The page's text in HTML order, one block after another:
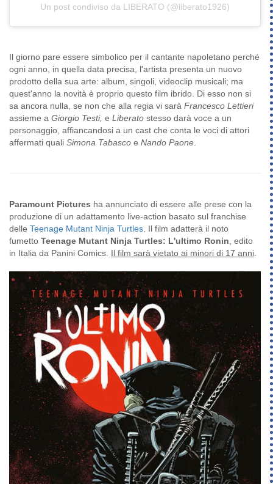
Un post condiviso da LIBERATO (@liberato1926)
Il giorno pare essere simbolico per il cantante napoletano perché
ogni anno, in quella data precisa, l'artista presenta un nuovo
prodotto della sua arte: album, singoli, videoclip musicali; ma
quest'anno la novità è proprio questo film ibrido. Di esso non si
sa ancora nulla, se non che alla regia vi sarà Francesco Lettieri
assieme a Giorgio Testi, e Liberato stesso darà voce a un
personaggio, affiancandosi a un cast che conta le voci di attori
affermati quali Simona Tabasco e Nando Paone
Paramount Pictures ha annunciato di essere alle prese con la
produzione di un adattamento live-action basato sul franchise
delle Teenage Mutant Ninja Turtles . Il film adatterà il noto
fumetto Teenage Mutant Ninja Turtles: L'ultimo Ronin , edito
in Italia da Panini Comics. Il film sarà vietato ai minori di 17 anni